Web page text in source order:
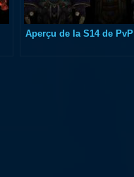
Aperçu de la S14 de PvP